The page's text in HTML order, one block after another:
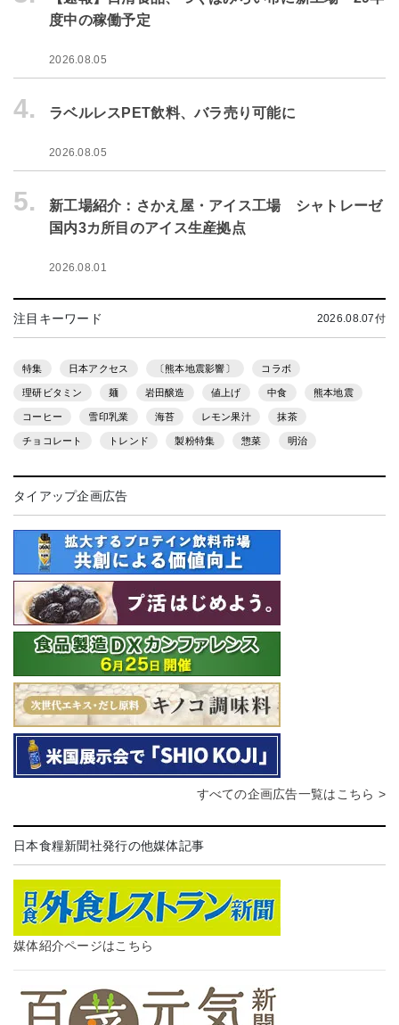
度中の稼働予定
2026.08.05
4. ラベルレスPET飲料、バラ売り可能に
2026.08.05
5.
新工場紹介：さかえ屋・アイス工場 シャトレーゼ
国内3カ所目のアイス生産拠点
2026.08.01
注目キーワード 2026.08.07付
特集 日本アクセス 〔熊本地震影響〕 コラボ
理研ビタミン 麺 岩田醸造 値上げ 中食 熊本地震
コーヒー 雪印乳業 海苔 レモン果汁 抹茶
チョコレート トレンド 製粉特集 惣菜 明治
タイアップ企画広告
すべての企画広告一覧はこちら >
日本食糧新聞社発行の他媒体記事
媒体紹介ページはこちら